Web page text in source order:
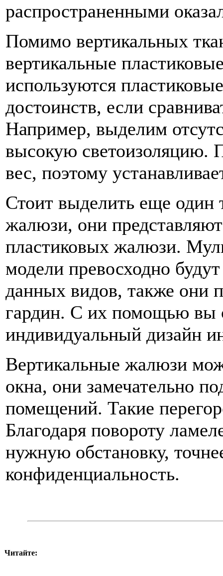
распространенными
Помимо вертикальных
вертикальные
используются
достоинств, если
Например, выделим
высокую светоизоляцию.
вес, поэтому
Стоит выделить еще один
жалюзи, они
пластиковых жалюзи.
модели превосходно
данных видов, также они
гардин. С их помощью вы
индивидуальный дизайн
Вертикальные жалюзи
окна, они замечательно
помещений. Такие
Благодаря повороту
нужную обстановку,
конфиденциальность.
Читайте: